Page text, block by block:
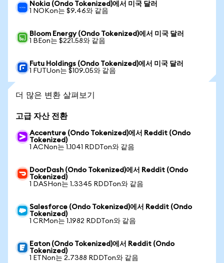
Nokia (Ondo Tokenized)에서 미국 달러
1 NOKon는 $9.46와 같음
Bloom Energy (Ondo Tokenized)에서 미국 달러
1 BEon는 $221.58와 같음
Futu Holdings (Ondo Tokenized)에서 미국 달러
1 FUTUon는 $109.05와 같음
더 많은 변환 살펴보기
고급 자산 전환
Accenture (Ondo Tokenized)에서 Reddit (Ondo
Tokenized)
1 ACNon는 1.1041 RDDTon와 같음
DoorDash (Ondo Tokenized)에서 Reddit (Ondo
Tokenized)
1 DASHon는 1.3345 RDDTon와 같음
Salesforce (Ondo Tokenized)에서 Reddit (Ondo
Tokenized)
1 CRMon는 1.1982 RDDTon와 같음
Eaton (Ondo Tokenized)에서 Reddit (Ondo
Tokenized)
1 ETNon는 2.7388 RDDTon와 같음